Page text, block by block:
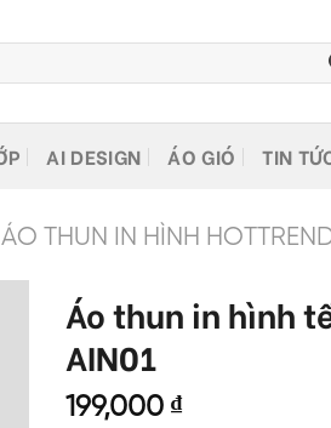
AI DESIGN ÁO GIÓ TIN
THUN IN HÌNH
Áo thun in hình
AIN01
199,000 ₫